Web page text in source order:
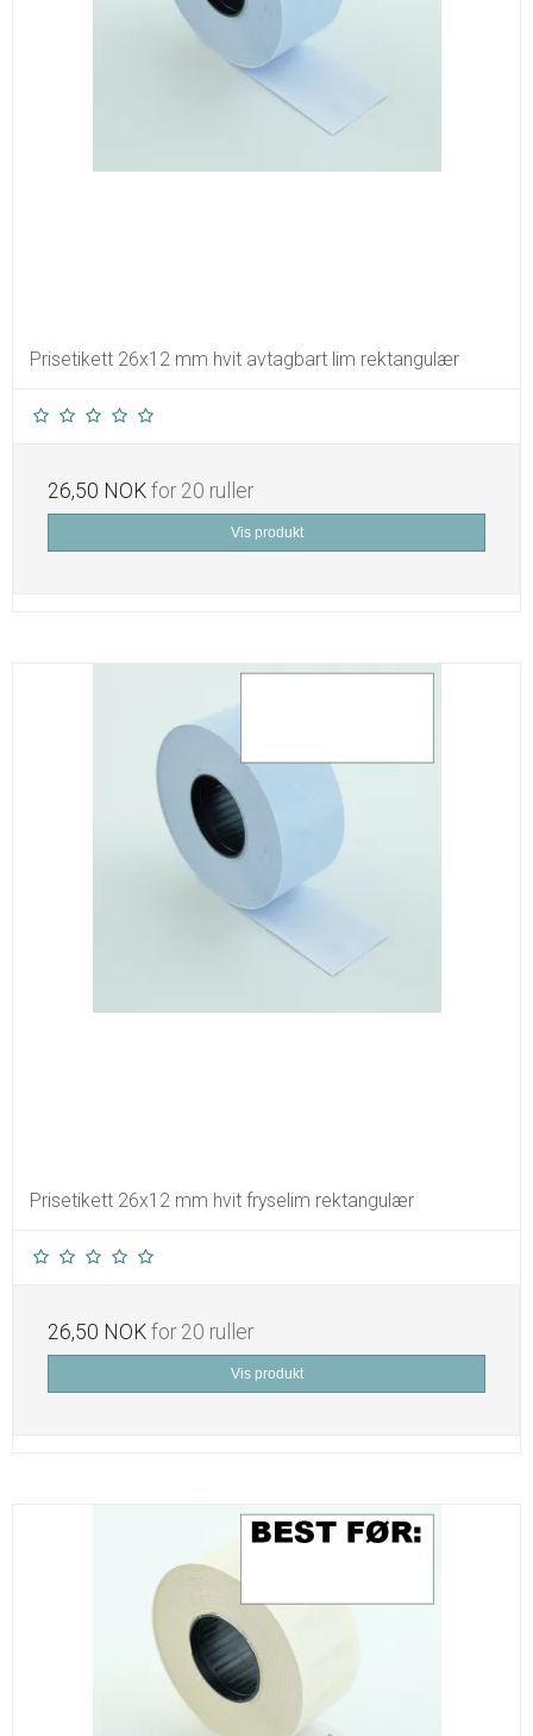
Prisetikett 26x12 mm hvit avtagbart lim rektangulær
26,50 NOK for 20 ruller
Vis produkt
Prisetikett 26x12 mm hvit fryselim rektangulær
26,50 NOK for 20 ruller
Vis produkt